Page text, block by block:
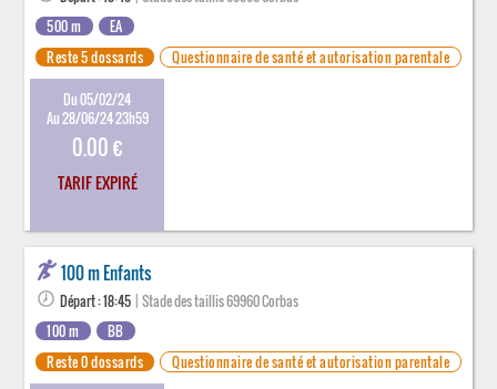
500 m
EA
Reste 5 dossards
Questionnaire de santé et autorisation parentale
Du 05/02/24
Au 28/06/24 23h59
0.00 €
TARIF EXPIRÉ
100 m Enfants
Départ : 18:45 | Stade des taillis 69960 Corbas
100 m
BB
Reste 0 dossards
Questionnaire de santé et autorisation parentale